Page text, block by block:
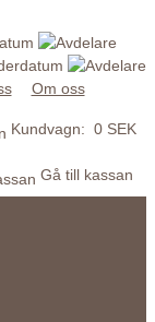
Om oss
Kundvagn: 0 SEK
Gå till kassan